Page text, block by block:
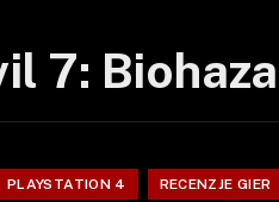
7:
PLAYSTATION 4 RECENZJE GIER